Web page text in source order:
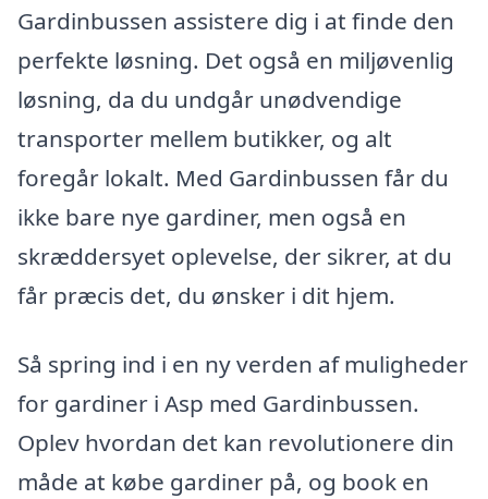
Gardinbussen assistere dig i at finde den
perfekte løsning. Det også en miljøvenlig
løsning, da du undgår unødvendige
transporter mellem butikker, og alt
foregår lokalt. Med Gardinbussen får du
ikke bare nye gardiner, men også en
skræddersyet oplevelse, der sikrer, at du
får præcis det, du ønsker i dit hjem.
Så spring ind i en ny verden af muligheder
for gardiner i Asp med Gardinbussen.
Oplev hvordan det kan revolutionere din
måde at købe gardiner på, og book en